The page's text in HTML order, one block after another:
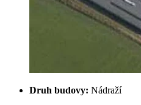
Druh budovy: Nádraží